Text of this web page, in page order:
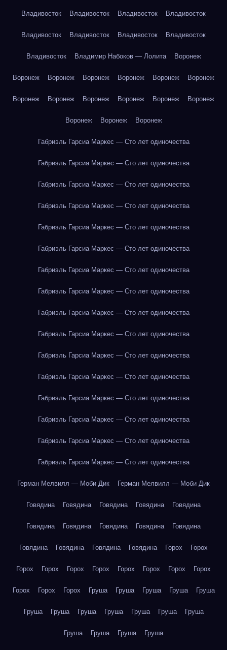
Владивосток Владивосток Владивосток Владивосток
Владивосток Владивосток Владивосток Владивосток
Владивосток Владимир Набоков — Лолита Воронеж
Воронеж Воронеж Воронеж Воронеж Воронеж Воронеж
Воронеж Воронеж Воронеж Воронеж Воронеж Воронеж
Воронеж Воронеж Воронеж
Габриэль Гарсиа Маркес — Сто лет одиночества
Габриэль Гарсиа Маркес — Сто лет одиночества
Габриэль Гарсиа Маркес — Сто лет одиночества
Габриэль Гарсиа Маркес — Сто лет одиночества
Габриэль Гарсиа Маркес — Сто лет одиночества
Габриэль Гарсиа Маркес — Сто лет одиночества
Габриэль Гарсиа Маркес — Сто лет одиночества
Габриэль Гарсиа Маркес — Сто лет одиночества
Габриэль Гарсиа Маркес — Сто лет одиночества
Габриэль Гарсиа Маркес — Сто лет одиночества
Габриэль Гарсиа Маркес — Сто лет одиночества
Габриэль Гарсиа Маркес — Сто лет одиночества
Габриэль Гарсиа Маркес — Сто лет одиночества
Габриэль Гарсиа Маркес — Сто лет одиночества
Габриэль Гарсиа Маркес — Сто лет одиночества
Габриэль Гарсиа Маркес — Сто лет одиночества
Герман Мелвилл — Моби Дик Герман Мелвилл — Моби Дик
Говядина Говядина Говядина Говядина Говядина
Говядина Говядина Говядина Говядина Говядина
Говядина Говядина Говядина Говядина Горох Горох
Горох Горох Горох Горох Горох Горох Горох Горох
Горох Горох Горох Груша Груша Груша Груша Груша
Груша Груша Груша Груша Груша Груша Груша
Груша Груша Груша Груша